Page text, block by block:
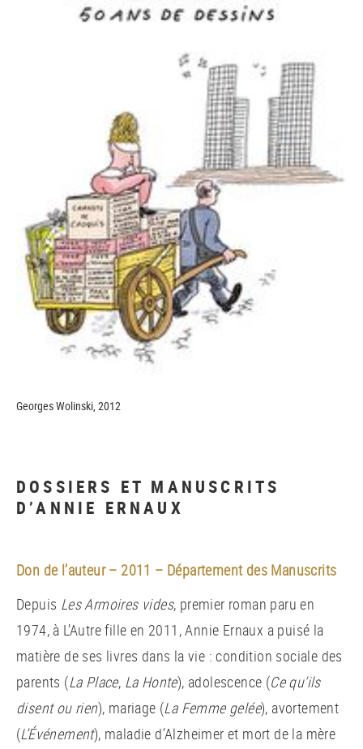
Georges Wolinski, 2012
DOSSIERS ET MANUSCRITS
D’ANNIE ERNAUX
Don de l’auteur – 2011 – Département des Manuscrits
Depuis Les Armoires vides, premier roman paru en
1974, à L’Autre fille en 2011, Annie Ernaux a puisé la
matière de ses livres dans la vie : condition sociale des
parents (La Place, La Honte), adolescence (Ce qu’ils
disent ou rien), mariage (La Femme gelée), avortement
(L’Événement), maladie d’Alzheimer et mort de la mère